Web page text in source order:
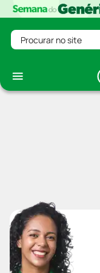
Procurar no site